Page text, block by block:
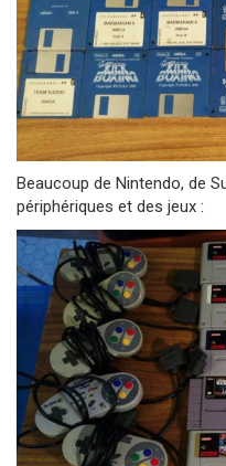
Beaucoup de Nintendo, de
périphériques et des jeux :